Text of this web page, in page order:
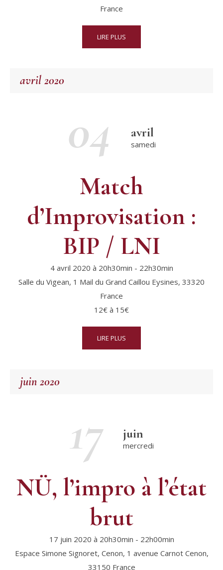
France
LIRE PLUS
avril 2020
04 avril
samedi
Match
d’Improvisation :
BIP / LNI
4 avril 2020 à 20h30min - 22h30min
Salle du Vigean, 1 Mail du Grand Caillou Eysines, 33320
France
12€ à 15€
LIRE PLUS
juin 2020
17 juin
mercredi
NÜ, l’impro à l’état
brut
17 juin 2020 à 20h30min - 22h00min
Espace Simone Signoret, Cenon, 1 avenue Carnot Cenon,
33150 France